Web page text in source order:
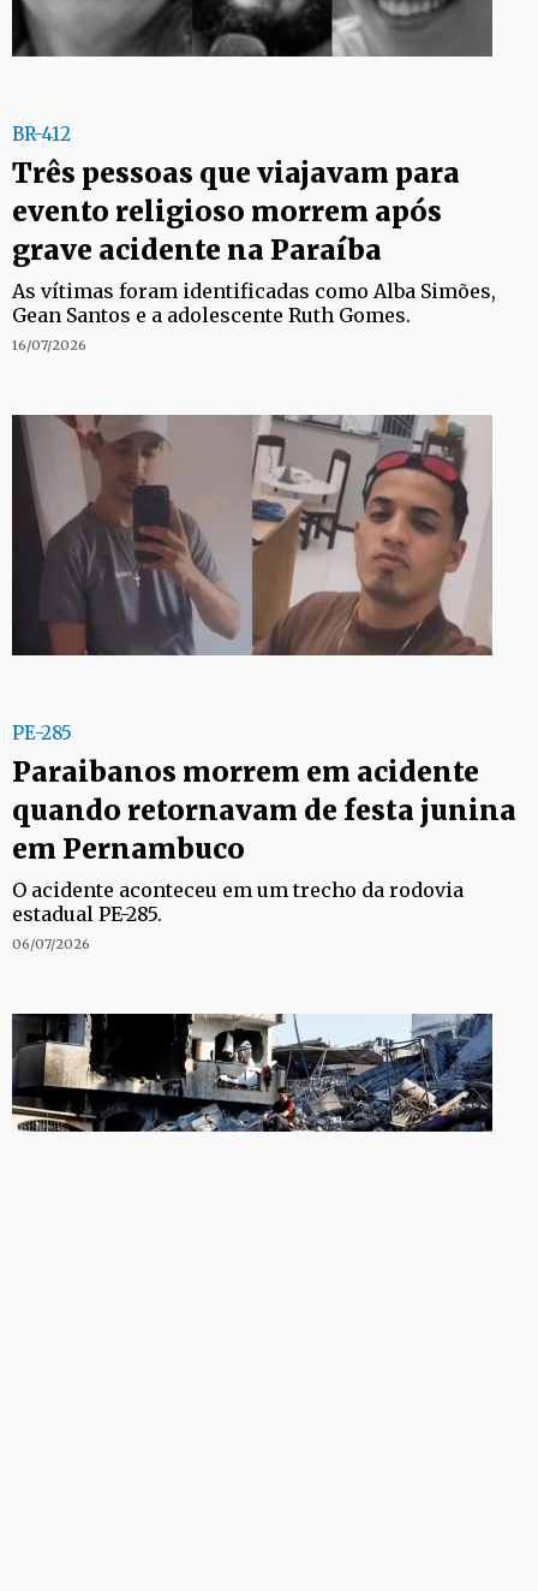
BR-412
Três pessoas que viajavam para
evento religioso morrem após
grave acidente na Paraíba
As vítimas foram identificadas como Alba Simões,
Gean Santos e a adolescente Ruth Gomes.
16/07/2026
PE-285
Paraibanos morrem em acidente
quando retornavam de festa junina
em Pernambuco
O acidente aconteceu em um trecho da rodovia
estadual PE-285.
06/07/2026